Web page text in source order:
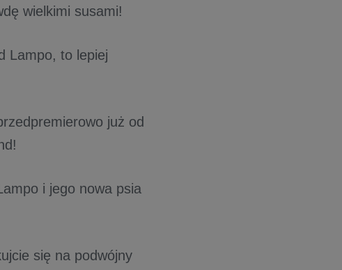
wielkimi susami!
Lampo, to lepiej
już od
i jego nowa psia
się na podwójny